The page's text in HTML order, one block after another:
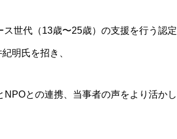
世代（13歳〜25歳）の支援を行う認定
明氏を招き、
との連携、当事者の声をより活かし